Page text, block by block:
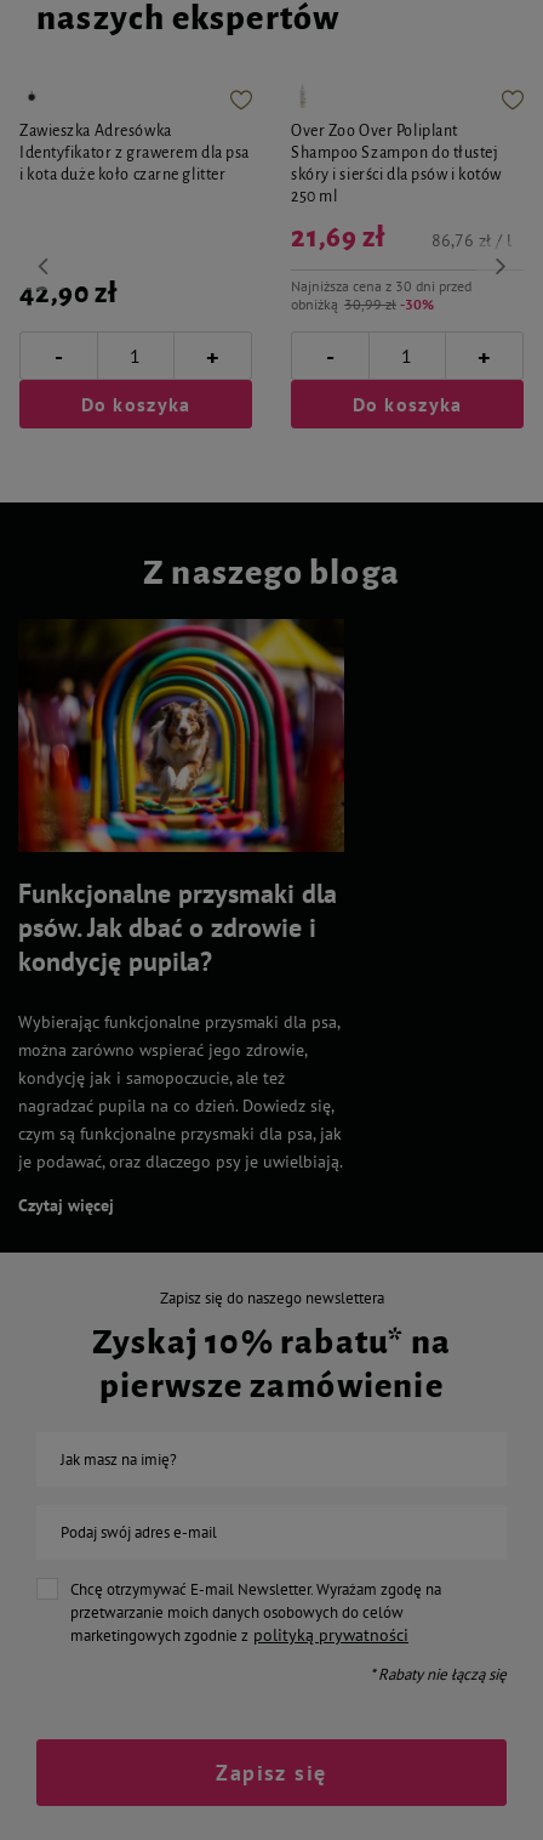
naszych ekspertów
Zawieszka Adresówka
Identyfikator z grawerem dla psa
i kota duże koło czarne glitter
42,90 zł
- +
Do koszyka
Over Zoo Over Poliplant
Shampoo Szampon do tłustej
skóry i sierści dla psów i kotów
250 ml
Najniższa cena z 30 dni przed
obniżką 30,99 zł -30%
21,69 zł 86,76 zł / l
- +
Do koszyka
Z naszego bloga
Funkcjonalne przysmaki dla
psów. Jak dbać o zdrowie i
kondycję pupila?
Wybierając funkcjonalne przysmaki dla psa,
można zarówno wspierać jego zdrowie,
kondycję jak i samopoczucie, ale też
nagradzać pupila na co dzień. Dowiedz się,
czym są funkcjonalne przysmaki dla psa, jak
je podawać, oraz dlaczego psy je uwielbiają.
Czytaj więcej
Zapisz się do naszego newslettera
Zyskaj 10% rabatu* na
pierwsze zamówienie
Jak masz na imię?
Podaj swój adres e-mail
Chcę otrzymywać E-mail Newsletter. Wyrażam zgodę na
przetwarzanie moich danych osobowych do celów
marketingowych zgodnie z polityką prywatności
* Rabaty nie łączą się
Zapisz się